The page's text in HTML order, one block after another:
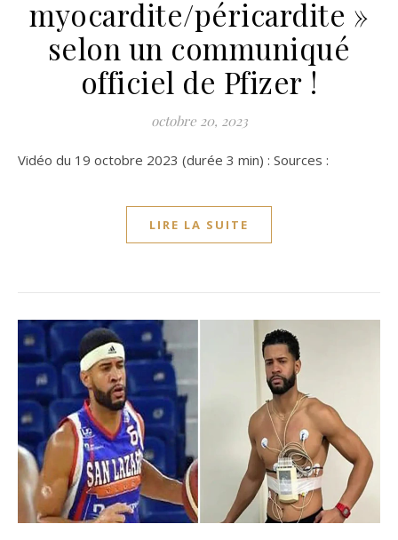
myocardite/péricardite »
selon un communiqué
officiel de Pfizer !
octobre 20, 2023
Vidéo du 19 octobre 2023 (durée 3 min) : Sources :
LIRE LA SUITE